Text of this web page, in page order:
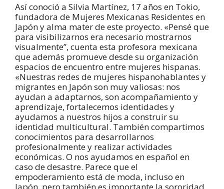
Así conoció a Silvia Martínez, 17 años en Tokio,
fundadora de Mujeres Mexicanas Residentes en
Japón y alma mater de este proyecto. «Pensé que
para visibilizarnos era necesario mostrarnos
visualmente”, cuenta esta profesora mexicana
que además promueve desde su organización
espacios de encuentro entre mujeres hispanas.
«Nuestras redes de mujeres hispanohablantes y
migrantes en Japón son muy valiosas: nos
ayudan a adaptarnos, son acompañamiento y
aprendizaje, fortalecemos identidades y
ayudamos a nuestros hijos a construir su
identidad multicultural. También compartimos
conocimientos para desarrollarnos
profesionalmente y realizar actividades
económicas. O nos ayudamos en español en
caso de desastre. Parece que el
empoderamiento está de moda, incluso en